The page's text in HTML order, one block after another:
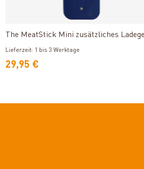
Produkt ansehen
The MeatStick Mini zusätzliches
Lieferzeit: 1 bis 3 Werktage
29,95 €